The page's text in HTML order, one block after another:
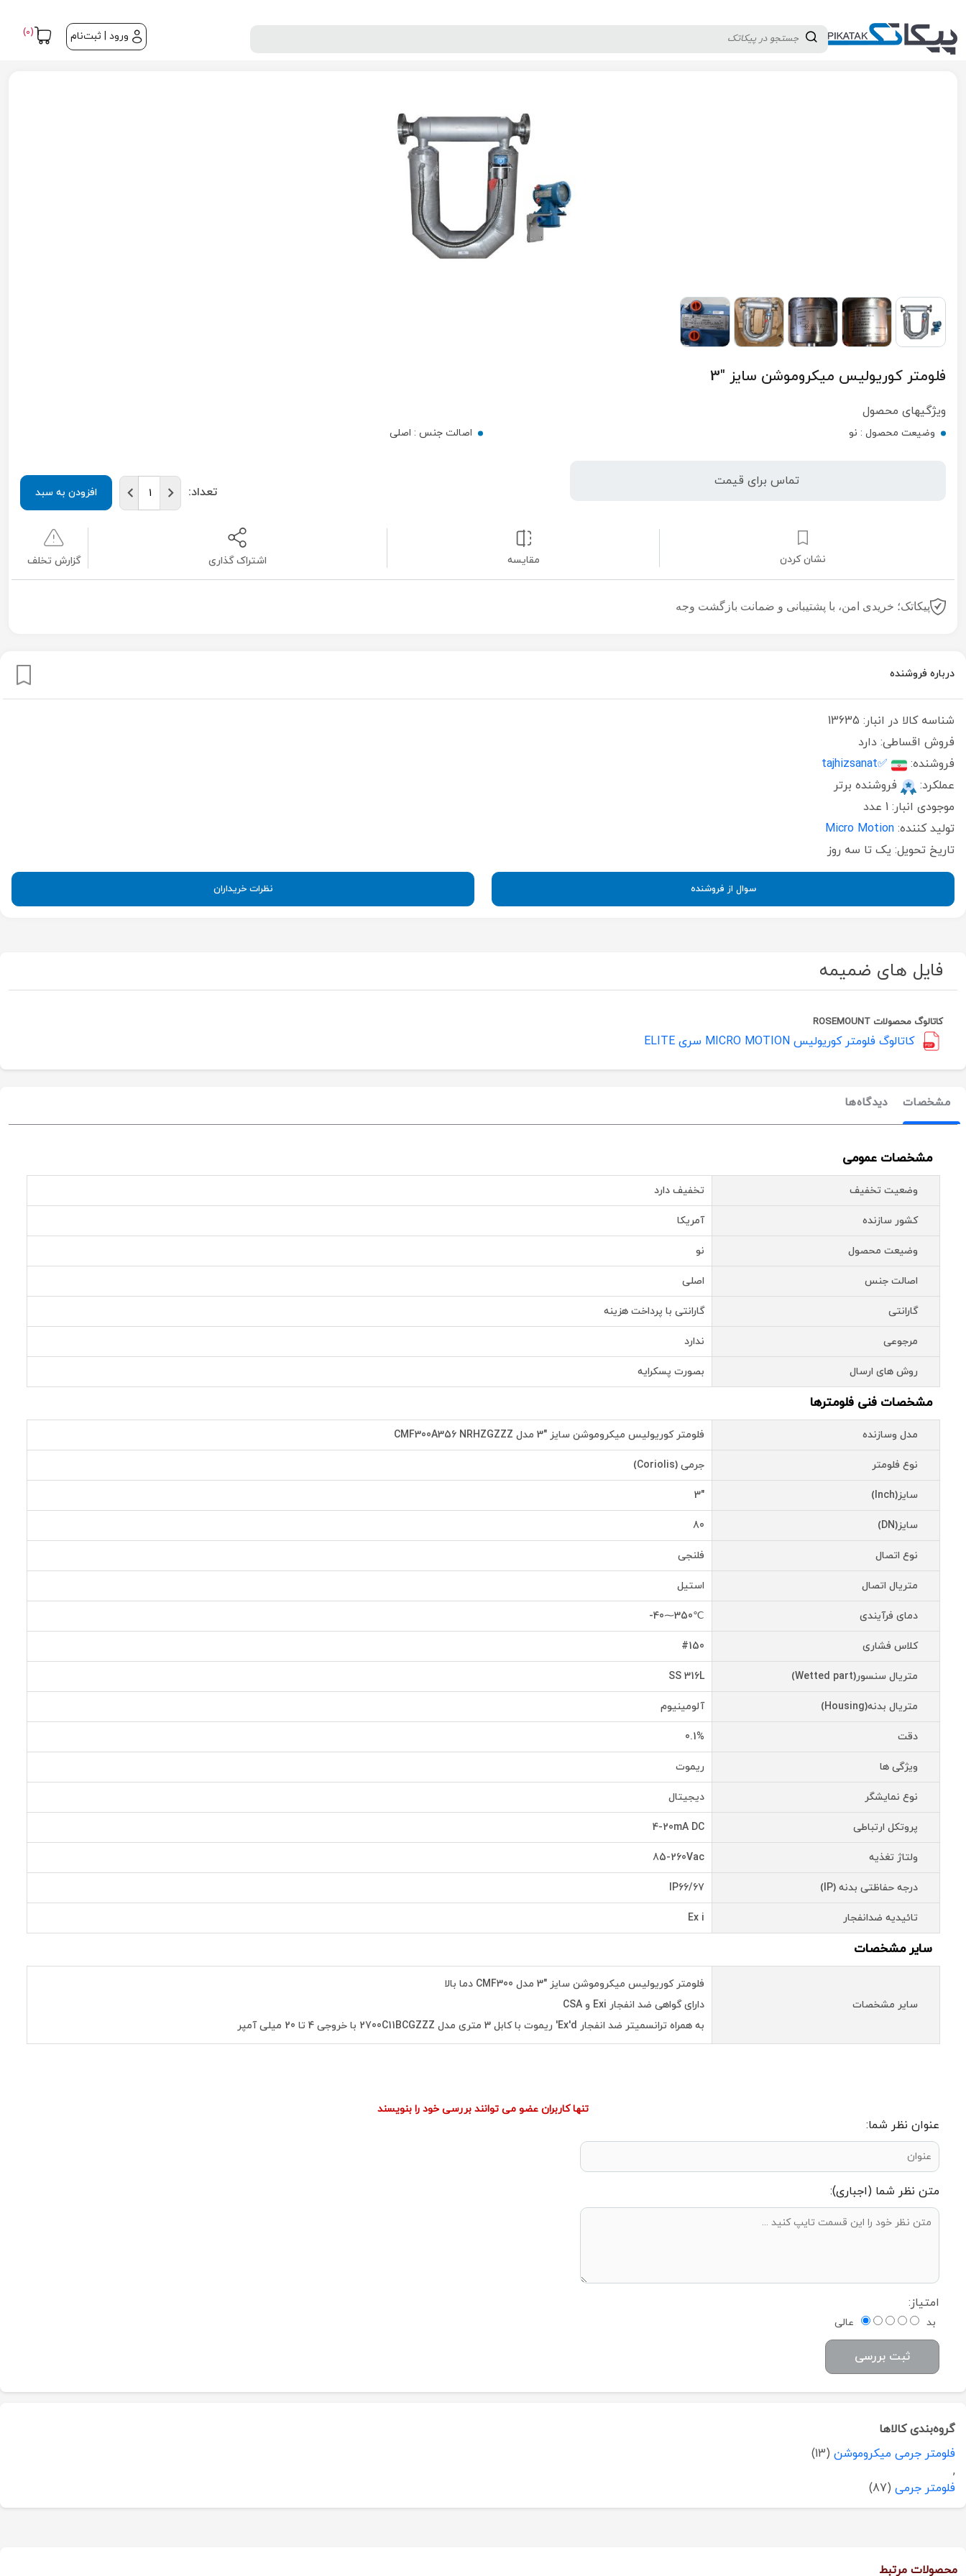
ورود | ثبت‌نام (0)
پیکاتک / ابزار دقیق / جریان / فلومتر فلومتر کوریولیس میکروموشن سایز "3
فلومتر کوریولیس میکروموشن سایز "3
ویژگیهای محصول
وضیعت محصول : نو اصالت جنس : اصلی
تماس برای قیمت
تعداد: افزودن به سبد
نشان کردن مقایسه اشتراک گذاری گزارش تخلف
پیکاتک؛ خریدی امن، با پشتیبانی و ضمانت بازگشت وجه
درباره فروشنده
شناسه کالا در انبار: 13635
فروش اقساطی: دارد
فروشنده:
✅tajhizsanat
عملکرد:
فروشنده برتر
موجودی انبار: 1 عدد
تولید کننده: Micro Motion
تاریخ تحویل: یک تا سه روز
سوال از فروشنده نظرات خریداران
فایل های ضمیمه
کاتالوگ محصولات ROSEMOUNT
کاتالوگ فلومتر کوریولیس MICRO MOTION سری ELITE
مشخصات دیدگاه‌ها
مشخصات عمومی
وضعیت تخفیف تخفیف دارد
کشور سازنده آمریکا
وضیعت محصول نو
اصالت جنس اصلی
گارانتی گارانتی با پرداخت هزینه
مرجوعی ندارد
روش های ارسال بصورت پسکرایه
مشخصات فنی فلومترها
مدل وسازنده فلومتر کوریولیس میکروموشن سایز "3 مدل CMF300A356 NRHZGZZZ
نوع فلومتر جرمی (Coriolis)
سایز(Inch) "3
سایز(DN) 80
نوع اتصال فلنجی
متریال اتصال استیل
دمای فرآیندی ℃350⁓40-
کلاس فشاری #150
متریال سنسور(Wetted part) SS 316L
متریال بدنه(Housing) آلومینیوم
دقت 0.1%
ویژگی ها ریموت
نوع نمایشگر دیجیتال
پروتکل ارتباطی 4-20mA DC
ولتاژ تغذیه 85-260Vac
درجه حفاظتی بدنه (IP) IP66/67
تائیدیه ضدانفجار Ex i
سایر مشخصات
سایر مشخصات
فلومتر کوریولیس میکروموشن سایز "3 مدل CMF300 دما بالا
دارای گواهی ضد انفجار Exi و CSA
به همراه ترانسمیتر ضد انفجار Ex'd' ریموت با کابل 3 متری مدل 2700C11BCGZZZ با خروجی 4 تا 20 میلی آمپر
تنها کاربران عضو می توانند بررسی خود را بنویسند
عنوان نظر شما:
متن نظر شما (اجباری):
امتیاز:
بد عالی
ثبت بررسی
گروه‌بندی کالاها
فلومتر جرمی میکروموشن (13)
,
فلومتر جرمی (87)
محصولات مرتبط